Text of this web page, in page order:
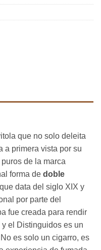
que no solo deleita
a primera vista por su
de la marca
forma de doble
data del siglo XIX y
por parte del
fue creada para rendir
el Distinguidos es un
es solo un cigarro, es